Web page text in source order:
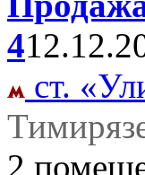
4
ст.
2